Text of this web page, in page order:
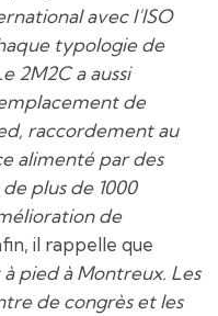
avec l’ISO
typologie de
2M2C a aussi
de
raccordement au
alimenté par des
plus de 1000
de
il rappelle que
pied à Montreux. Les
de congrès et les